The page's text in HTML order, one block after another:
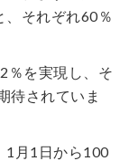
、それぞれ60％
％を実現し、そ
待されていま
1月1日から100